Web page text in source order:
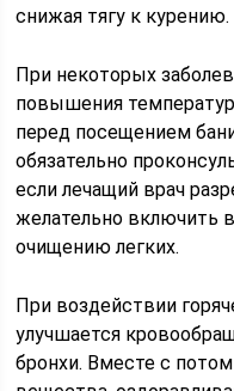
снижая тягу к курению.
При некоторых
повышения
перед посещением
обязательно
если лечащий врач
желательно включить
очищению легких.
При воздействии
улучшается
бронхи. Вместе с